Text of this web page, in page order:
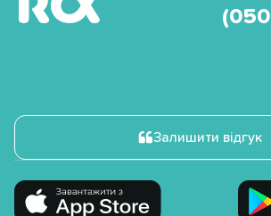
Залишити відгук